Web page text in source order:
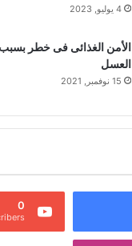
4 يوليو, 2023
الأمن الغذائى فى خطر
العسل
15 نوفمبر, 2021
0